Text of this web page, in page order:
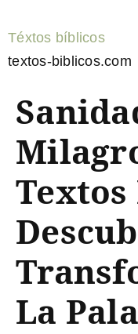
Téxtos bíblicos
textos-biblicos.com
La